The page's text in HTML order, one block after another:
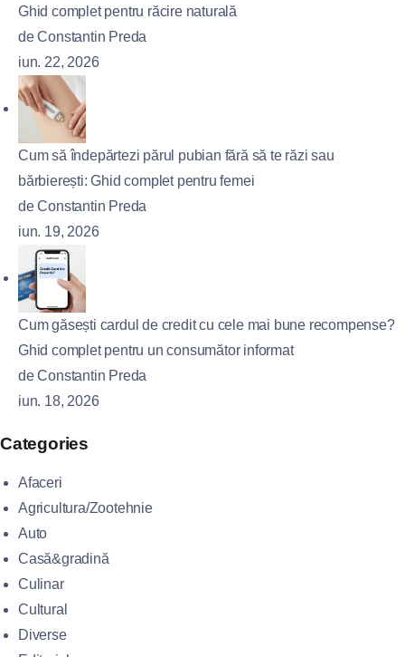
Ghid complet pentru răcire naturală
de Constantin Preda
iun. 22, 2026
Cum să îndepărtezi părul pubian fără să te răzi sau
bărbierești: Ghid complet pentru femei
de Constantin Preda
iun. 19, 2026
Cum găsești cardul de credit cu cele mai bune recompense?
Ghid complet pentru un consumător informat
de Constantin Preda
iun. 18, 2026
Categories
Afaceri
Agricultura/Zootehnie
Auto
Casă&gradină
Culinar
Cultural
Diverse